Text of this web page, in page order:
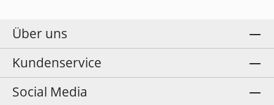
Über uns
Kundenservice
Social Media